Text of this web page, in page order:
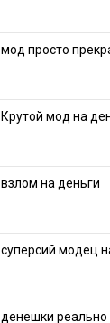
мод просто
Крутой мод на
взлом на деньги
суперсий модец
денешки реально